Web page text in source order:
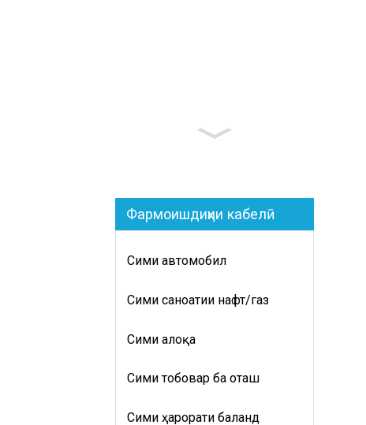
Фармоишдиҳии кабелӣ
Сими автомобилӣ
Сими саноатии нафт/газ
Сими алоқа
Сими тобоварӣ ба оташ
Сими ҳарорати баланд